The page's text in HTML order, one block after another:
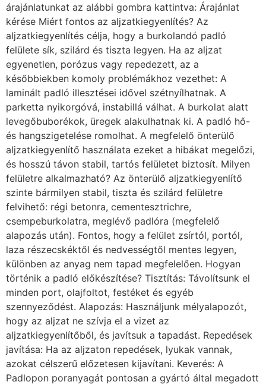
árajánlatunkat az alábbi gombra kattintva: Árajánlat
kérése Miért fontos az aljzatkiegyenlítés? Az
aljzatkiegyenlítés célja, hogy a burkolandó padló
felülete sík, szilárd és tiszta legyen. Ha az aljzat
egyenetlen, porózus vagy repedezett, az a
későbbiekben komoly problémákhoz vezethet: A
laminált padló illesztései idővel szétnyílhatnak. A
parketta nyikorgóvá, instabillá válhat. A burkolat alatt
levegőbuborékok, üregek alakulhatnak ki. A padló hő-
és hangszigetelése romolhat. A megfelelő önterülő
aljzatkiegyenlítő használata ezeket a hibákat megelőzi,
és hosszú távon stabil, tartós felületet biztosít. Milyen
felületre alkalmazható? Az önterülő aljzatkiegyenlítő
szinte bármilyen stabil, tiszta és szilárd felületre
felvihető: régi betonra, cementesztrichre,
csempeburkolatra, meglévő padlóra (megfelelő
alapozás után). Fontos, hogy a felület zsírtól, portól,
laza részecskéktől és nedvességtől mentes legyen,
különben az anyag nem tapad megfelelően. Hogyan
történik a padló előkészítése? Tisztítás: Távolítsunk el
minden port, olajfoltot, festéket és egyéb
szennyeződést. Alapozás: Használjunk mélyalapozót,
hogy az aljzat ne szívja el a vizet az
aljzatkiegyenlítőből, és javítsuk a tapadást. Repedések
javítása: Ha az aljzaton repedések, lyukak vannak,
azokat célszerű előzetesen kijavítani. Keverés: A
Padlopon poranyagát pontosan a gyártó által megadott